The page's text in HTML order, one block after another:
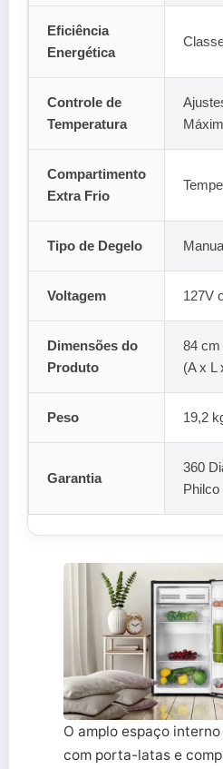
Eficiência
Energética
Controle de
Temperatura
Compartimento
Extra Frio
Tipo de Degelo Manual
Voltagem 127V
Dimensões do
Produto
84 cm
(A x L
Peso 19,2
Garantia
360
Philco
O amplo espaço
com porta-latas e